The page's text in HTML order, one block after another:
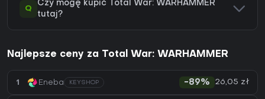
Q
Czy mogę kupić Total War: WARHAMMER
tutaj?
Najlepsze ceny za Total War: WARHAMMER
1 Eneba KEYSHOP -89% 26,05 zł